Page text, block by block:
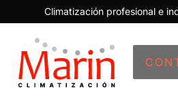
Climatización profesional e